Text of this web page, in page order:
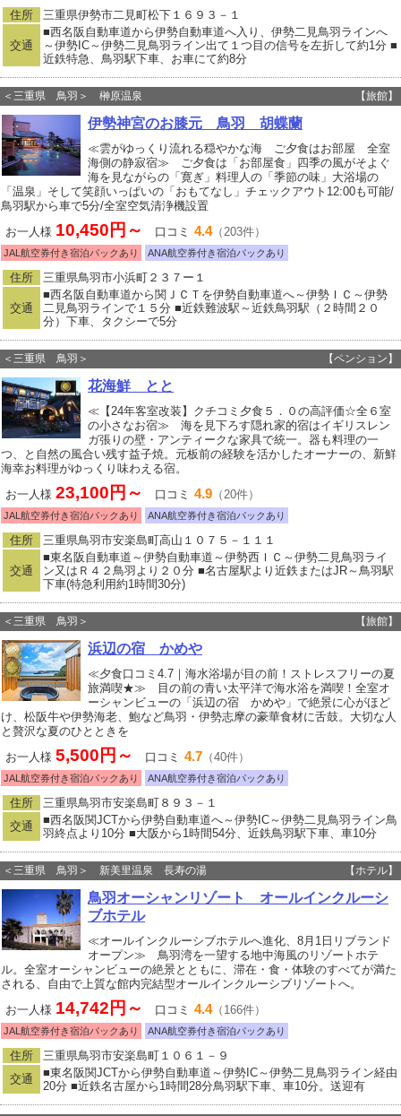
住所 三重県伊勢市二見町松下１６９３－１
交通
■西名阪自動車道から伊勢自動車道へ入り、伊勢二見鳥羽ラインへ
～伊勢IC～伊勢二見鳥羽ライン出て１つ目の信号を左折して約1分 ■
近鉄特急、鳥羽駅下車、お車にて約8分
＜三重県 鳥羽＞ 榊原温泉 【旅館】
伊勢神宮のお膝元 鳥羽 胡蝶蘭
≪雲がゆっくり流れる穏やかな海 ご夕食はお部屋 全室
海側の静寂宿≫ ご夕食は「お部屋食」四季の風がそよぐ
海を見ながらの「寛ぎ」料理人の「季節の味」大浴場の
「温泉」そして笑顔いっぱいの「おもてなし」チェックアウト12:00も可能/
鳥羽駅から車で5分/全室空気清浄機設置
お一人様 10,450円～ 口コミ 4.4（203件）
JAL航空券付き宿泊パックあり ANA航空券付き宿泊パックあり
住所 三重県鳥羽市小浜町２３７ー１
交通
■西名阪自動車道から関ＪＣＴを伊勢自動車道へ～伊勢ＩＣ～伊勢
二見鳥羽ラインで１５分 ■近鉄難波駅～近鉄鳥羽駅（２時間２０
分）下車、タクシーで5分
＜三重県 鳥羽＞ 【ペンション】
花海鮮 とと
≪【24年客室改装】クチコミ夕食５．０の高評価☆全６室
の小さなお宿≫ 海を見下ろす隠れ家的宿はイギリスレン
ガ張りの壁・アンティークな家具で統一。器も料理の一
つ、と自然の風合い残す益子焼。元板前の経験を活かしたオーナーの、新鮮
海幸お料理がゆっくり味わえる宿。
お一人様 23,100円～ 口コミ 4.9 （20件）
JAL航空券付き宿泊パックあり ANA航空券付き宿泊パックあり
住所 三重県鳥羽市安楽島町高山１０７５－１１１
交通
■東名阪自動車道～伊勢自動車道～伊勢西ＩＣ～伊勢二見鳥羽ライ
ン又はＲ４２鳥羽より２０分 ■名古屋駅より近鉄またはJR～鳥羽駅
下車(特急利用約1時間30分)
＜三重県 鳥羽＞ 【旅館】
浜辺の宿 かめや
≪夕食口コミ4.7｜海水浴場が目の前！ストレスフリーの夏
旅満喫★≫ 目の前の青い太平洋で海水浴を満喫！全室オ
ーシャンビューの「浜辺の宿 かめや」で絶景に心がほど
け、松阪牛や伊勢海老、鮑など鳥羽・伊勢志摩の豪華食材に舌鼓。大切な人
と贅沢な夏のひとときを
お一人様 5,500円～ 口コミ 4.7 （40件）
JAL航空券付き宿泊パックあり ANA航空券付き宿泊パックあり
住所
三重県鳥羽市安楽島町８９３－１
交通
■西名阪関JCTから伊勢自動車道へ～伊勢IC～伊勢二見鳥羽ライン鳥
羽終点より10分 ■大阪から1時間54分、近鉄鳥羽駅下車、車10分
＜三重県 鳥羽＞ 新美里温泉 長寿の湯 【ホテル】
鳥羽オーシャンリゾート オールインクルーシ
ブホテル
≪オールインクルーシブホテルへ進化、8月1日リブランド
オープン≫ 鳥羽湾を一望する地中海風のリゾートホテ
ル。全室オーシャンビューの絶景とともに、滞在・食・体験のすべてが満た
される、自由で上質な館内完結型オールインクルーシブリゾートへ。
お一人様 14,742円～ 口コミ 4.4（166件）
JAL航空券付き宿泊パックあり ANA航空券付き宿泊パックあり
住所
三重県鳥羽市安楽島町１０６１－９
交通
■東名阪関JCTから伊勢自動車道～伊勢IC～伊勢二見鳥羽ライン経由
20分 ■近鉄名古屋から1時間28分鳥羽駅下車、車10分。送迎有